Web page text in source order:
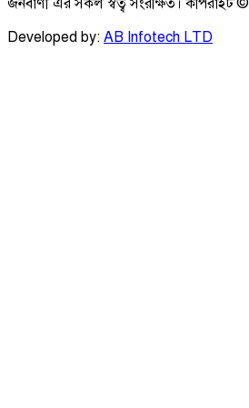
জনবাণী এর সকল স্বত্ব সংরক্ষিত। কপিরাইট ©
Developed by: AB Infotech LTD